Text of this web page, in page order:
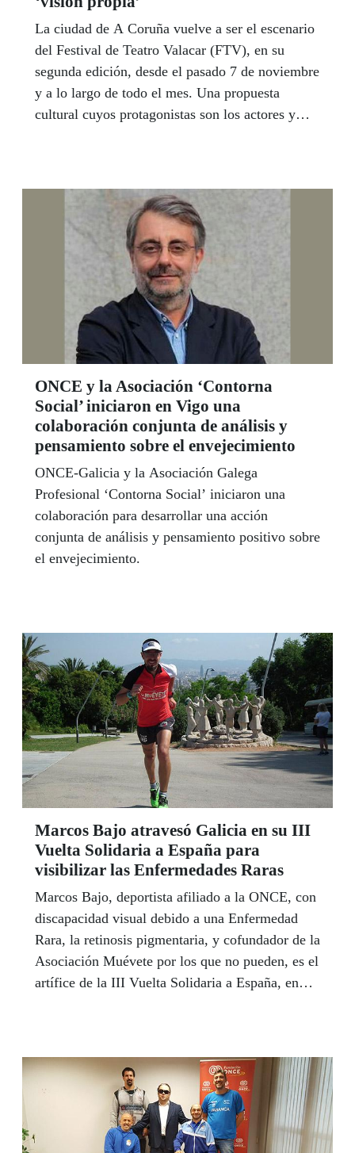
La ciudad de A Coruña vuelve a ser el escenario
del Festival de Teatro Valacar (FTV), en su
segunda edición, desde el pasado 7 de noviembre
y a lo largo de todo el mes. Una propuesta
cultural cuyos protagonistas son los actores y
ONCE y la Asociación ‘Contorna
Social’ iniciaron en Vigo una
colaboración conjunta de análisis y
pensamiento sobre el envejecimiento
ONCE-Galicia y la Asociación Galega
Profesional ‘Contorna Social’ iniciaron una
colaboración para desarrollar una acción
conjunta de análisis y pensamiento positivo sobre
el envejecimiento.
Marcos Bajo atravesó Galicia en su III
Vuelta Solidaria a España para
visibilizar las Enfermedades Raras
Marcos Bajo, deportista afiliado a la ONCE, con
discapacidad visual debido a una Enfermedad
Rara, la retinosis pigmentaria, y cofundador de la
Asociación Muévete por los que no pueden, es el
artífice de la III Vuelta Solidaria a España, en
que cubrieron Galicia fueron: A Gudiña #8211
Verín, Verín #8211 Celanova, Celanova #8211
Ponteareas y Ponteareas #8211 Vigo.